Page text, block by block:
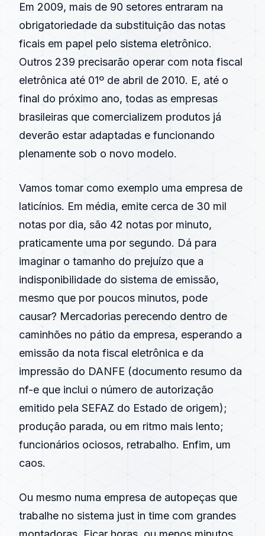
Em 2009, mais de 90 setores entraram na
obrigatoriedade da substituição das notas
ficais em papel pelo sistema eletrônico.
Outros 239 precisarão operar com nota fiscal
eletrônica até 01º de abril de 2010. E, até o
final do próximo ano, todas as empresas
brasileiras que comercializem produtos já
deverão estar adaptadas e funcionando
plenamente sob o novo modelo.
Vamos tomar como exemplo uma empresa de
laticínios. Em média, emite cerca de 30 mil
notas por dia, são 42 notas por minuto,
praticamente uma por segundo. Dá para
imaginar o tamanho do prejuízo que a
indisponibilidade do sistema de emissão,
mesmo que por poucos minutos, pode
causar? Mercadorias perecendo dentro de
caminhões no pátio da empresa, esperando a
emissão da nota fiscal eletrônica e da
impressão do DANFE (documento resumo da
nf-e que inclui o número de autorização
emitido pela SEFAZ do Estado de origem);
produção parada, ou em ritmo mais lento;
funcionários ociosos, retrabalho. Enfim, um
caos.
Ou mesmo numa empresa de autopeças que
trabalhe no sistema just in time com grandes